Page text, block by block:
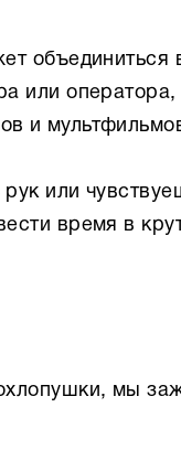
объединиться
или
и
или
время в
мы